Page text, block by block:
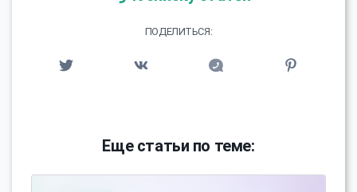
ПОДЕЛИТЬСЯ:
Еще статьи по теме: